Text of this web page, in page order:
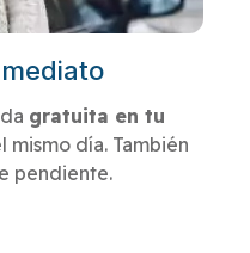
gratuita en tu
día. También
pendiente.